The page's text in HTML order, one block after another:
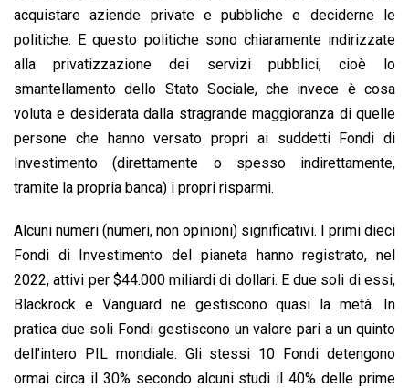
acquistare aziende private e pubbliche e deciderne le
politiche. E questo politiche sono chiaramente indirizzate
alla privatizzazione dei servizi pubblici, cioè lo
smantellamento dello Stato Sociale, che invece è cosa
voluta e desiderata dalla stragrande maggioranza di quelle
persone che hanno versato propri ai suddetti Fondi di
Investimento (direttamente o spesso indirettamente,
tramite la propria banca) i propri risparmi.
Alcuni numeri (numeri, non opinioni) significativi. I primi dieci
Fondi di Investimento del pianeta hanno registrato, nel
2022, attivi per $44.000 miliardi di dollari. E due soli di essi,
Blackrock e Vanguard ne gestiscono quasi la metà. In
pratica due soli Fondi gestiscono un valore pari a un quinto
dell’intero PIL mondiale. Gli stessi 10 Fondi detengono
ormai circa il 30% secondo alcuni studi il 40% delle prime